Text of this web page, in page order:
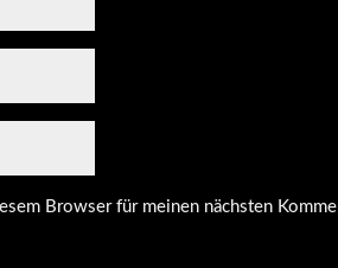
Browser für meinen nächsten